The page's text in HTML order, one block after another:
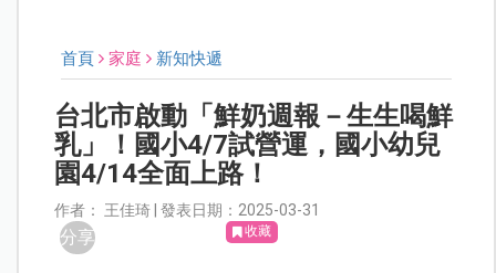
首頁 家庭 新知快遞
台北市啟動「鮮奶週報－生生喝鮮
乳」！國小4/7試營運，國小幼兒
園4/14全面上路！
作者： 王佳琦 | 發表日期：2025-03-31
分享 收藏